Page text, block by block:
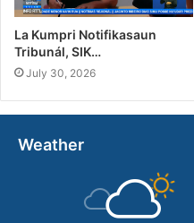
La Kumpri Notifikasaun
Tribunál, SIK…
July 30, 2026
Weather